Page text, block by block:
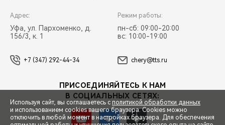
Адрес:
Уфа, ул. Пархоменко, д.
156/3, к. 1
Режим работы:
пн-сб: 09:00-20:00
вс: 10:00-19:00
+7 (347) 292-44-34 chery@tts.ru
ПРИСОЕДИНЯЙТЕСЬ К НАМ
В СОЦИАЛЬНЫХ СЕТЯХ:
Используя сайт, вы соглашаетесь с политикой обработки данных
и использованием cookies вашего браузера. Cookies можно
отключить в любой момент в настройках браузера. Для обеспечения